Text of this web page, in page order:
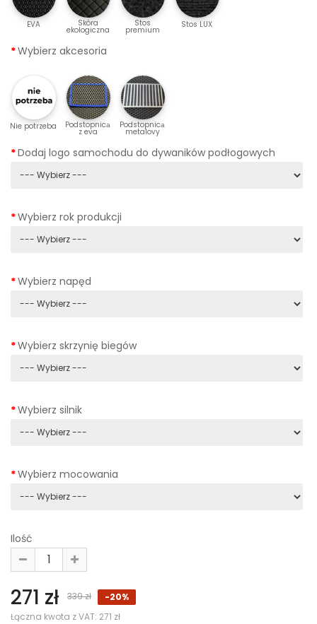
EVA Skóra
ekologiczna
Stos
premium
Stos LUX
Wybierz akcesoria
Nie potrzeba Podstopnicа
z eva
Podstopnicа
metalovy
Dodaj logo samochodu do dywaników podłogowych
Wybierz rok produkcji
Wybierz napęd
Wybierz skrzynię biegów
Wybierz silnik
Wybierz mocowania
Ilość
271 zł 339 zł
-20%
Łączna kwota z VAT: 271 zł